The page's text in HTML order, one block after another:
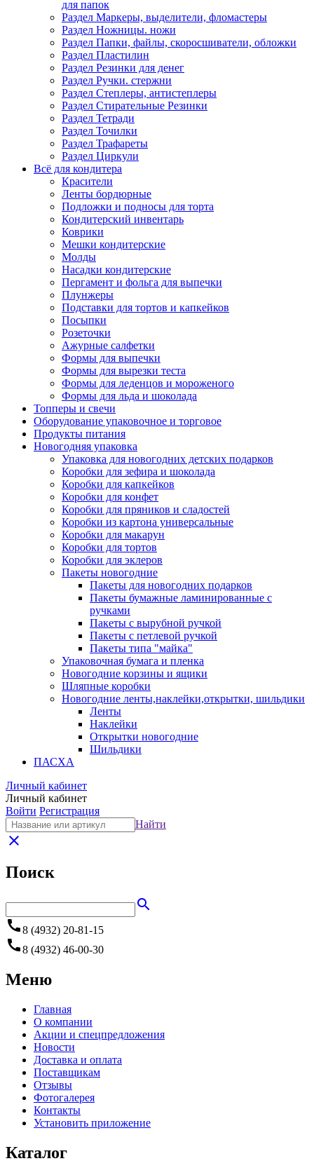
для папок
Раздел Маркеры, выделители, фломастеры
Раздел Ножницы. ножи
Раздел Папки, файлы, скоросшиватели, обложки
Раздел Пластилин
Раздел Резинки для денег
Раздел Ручки. стержни
Раздел Степлеры, антистеплеры
Раздел Стирательные Резинки
Раздел Тетради
Раздел Точилки
Раздел Трафареты
Раздел Циркули
Всё для кондитера
Красители
Ленты бордюрные
Подложки и подносы для торта
Кондитерский инвентарь
Коврики
Мешки кондитерские
Молды
Насадки кондитерские
Пергамент и фольга для выпечки
Плунжеры
Подставки для тортов и капкейков
Посыпки
Розеточки
Ажурные салфетки
Формы для выпечки
Формы для вырезки теста
Формы для леденцов и мороженого
Формы для льда и шоколада
Топперы и свечи
Оборудование упаковочное и торговое
Продукты питания
Новогодняя упаковка
Упаковка для новогодних детских подарков
Коробки для зефира и шоколада
Коробки для капкейков
Коробки для конфет
Коробки для пряников и сладостей
Коробки из картона универсальные
Коробки для макарун
Коробки для тортов
Коробки для эклеров
Пакеты новогодние
Пакеты для новогодних подарков
Пакеты бумажные ламинированные с
ручками
Пакеты с вырубной ручкой
Пакеты с петлевой ручкой
Пакеты типа "майка"
Упаковочная бумага и пленка
Новогодние корзины и ящики
Шляпные коробки
Новогодние ленты,наклейки,открытки, шильдики
Ленты
Наклейки
Открытки новогодние
Шильдики
ПАСХА
Личный кабинет
Личный кабинет
Войти Регистрация
Найти
close
Поиск
search
call8 (4932) 20-81-15
call8 (4932) 46-00-30
Меню
Главная
О компании
Акции и спецпредложения
Новости
Доставка и оплата
Поставщикам
Отзывы
Фотогалерея
Контакты
Установить приложение
Каталог